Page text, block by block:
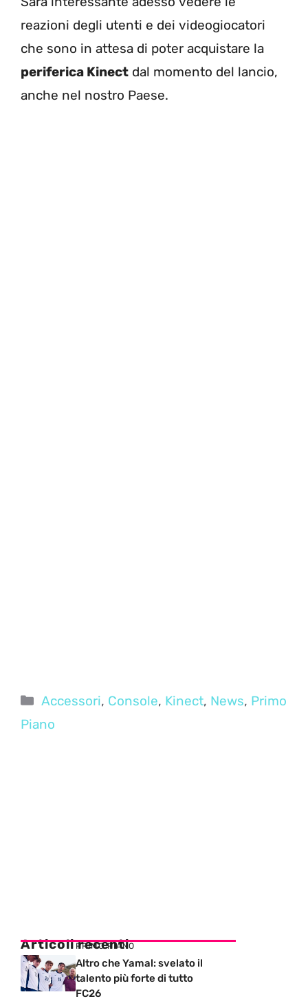
reazioni degli utenti e dei videogiocatori
che sono in attesa di poter acquistare la
periferica Kinect dal momento del lancio,
anche nel nostro Paese.
Categorie
Accessori, Console, Kinect, News, Primo
Piano
Articoli recenti
PRIMO PIANO
Altro che Yamal: svelato il
talento più forte di tutto
FC26